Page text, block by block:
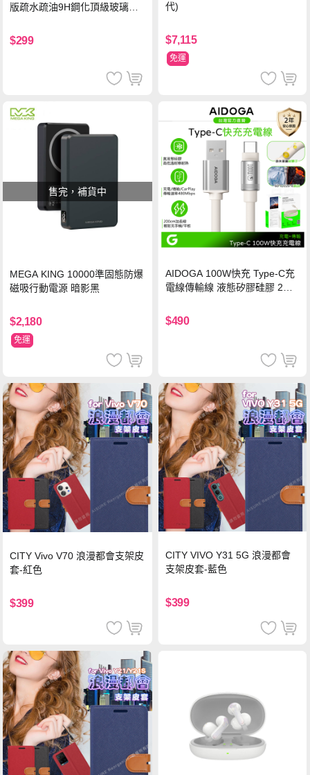
版疏水疏油9H鋼化頂級玻璃貼
$299
代)
$7,115
免運
售完，補貨中
MEGA KING 10000準固態防爆
磁吸行動電源 暗影黑
$2,180
免運
AIDOGA 100W快充 Type-C充
電線傳輸線 液態矽膠硅膠 2M
$490
CITY Vivo V70 浪漫都會支架皮
套-紅色
$399
CITY VIVO Y31 5G 浪漫都會
支架皮套-藍色
$399